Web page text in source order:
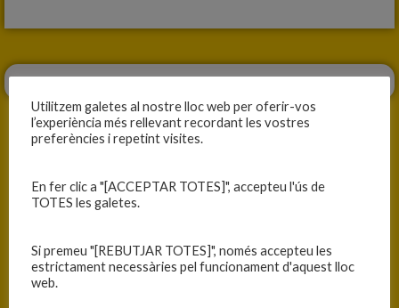
ANTERIOR SEGÜENT
Utilitzem galetes al nostre lloc web per oferir-vos
l’experiència més rellevant recordant les vostres
preferències i repetint visites.
En fer clic a "[ACCEPTAR TOTES]", accepteu l'ús de
TOTES les galetes.
Si premeu "[REBUTJAR TOTES]", només accepteu les
estrictament necessàries pel funcionament d'aquest lloc
web.